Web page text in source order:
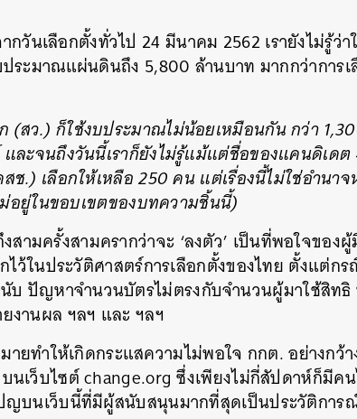
วันเลือกตั้งทั่วไป 24 มีนาคม 2562 เรายังไม่รู้ว่า
ระมาณแผ่นดินถึง 5,800 ล้านบาท มากกว่าการ
(สว.) ก็ใช้งบประมาณไม่น้อยเหมือนกัน กว่า
และจนถึงวันนี้เราก็ยังไม่รู้แม้แต่ชื่อของแคนดิเด
.) เลือกให้เหลือ 250 คน แต่เรื่องนี้ไม่ใช่อำนา
อยู่ในขอบเขตของบทความชิ้นนี้)
ามครั้งสามครากว่าจะ ‘ลงตัว’ เป็นที่พอใจของ
กไว้ในประวัติศาสตร์การเลือกตั้งของไทย ตั้งแต่ก
บ ปัญหาจำนวนบัตรไม่ตรงกับจำนวนผู้มาใช้สิท
งานผล ฯลฯ และ ฯลฯ
ยทำให้เกิดกระแสความไม่พอใจ กกต. อย่างกว้า
เว็บไซต์ change.org ซึ่งเพียงไม่กี่สัปดาห์ก็มีค
ญบนเว็บนี้ที่มีผู้สนับสนุนมากที่สุดเป็นประวัติการ